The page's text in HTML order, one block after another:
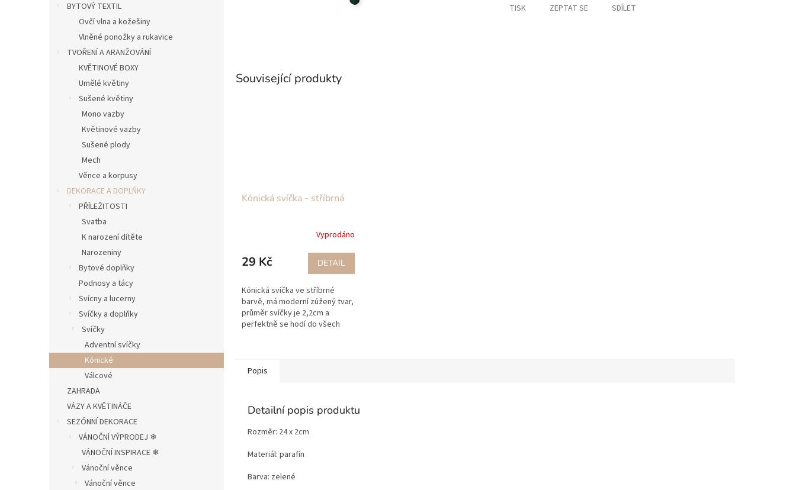
BYTOVÝ TEXTIL
Ovčí vlna a kožešiny
Vlněné ponožky a rukavice
TVOŘENÍ A ARANŽOVÁNÍ
KVĚTINOVÉ BOXY
Umělé květiny
Sušené květiny
Mono vazby
Květinové vazby
Sušené plody
Mech
Věnce a korpusy
DEKORACE A DOPLŇKY
PŘÍLEŽITOSTI
Svatba
K narození dítěte
Narozeniny
Bytové doplňky
Podnosy a tácy
Svícny a lucerny
Svíčky a doplňky
Svíčky
Adventní svíčky
Kónické
Válcové
ZAHRADA
VÁZY A KVĚTINÁČE
SEZÓNNÍ DEKORACE
VÁNOČNÍ VÝPRODEJ ❄︎︎
VÁNOČNÍ INSPIRACE ❄︎︎
Vánoční věnce
Vánoční věnce
TISK ZEPTAT SE SDÍLET
Související produkty
Kónická svíčka - stříbrná
Vyprodáno
29 Kč DETAIL
Kónická svíčka ve stříbrné
barvě, má moderní zúžený tvar,
průměr svíčky je 2,2cm a
perfektně se hodí do všech
Popis
Detailní popis produktu
Rozměr: 24 x 2cm
Materiál: parafín
Barva: zelené